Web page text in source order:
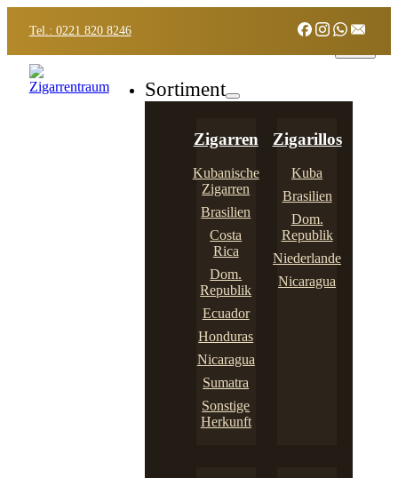
Tel.: 0221 820 8246
Sortiment
Zigarren
Kubanische
Zigarren
Brasilien
Costa
Rica
Dom.
Republik
Ecuador
Honduras
Nicaragua
Sumatra
Sonstige
Herkunft
Zigarillos
Kuba
Brasilien
Dom.
Republik
Niederlande
Nicaragua